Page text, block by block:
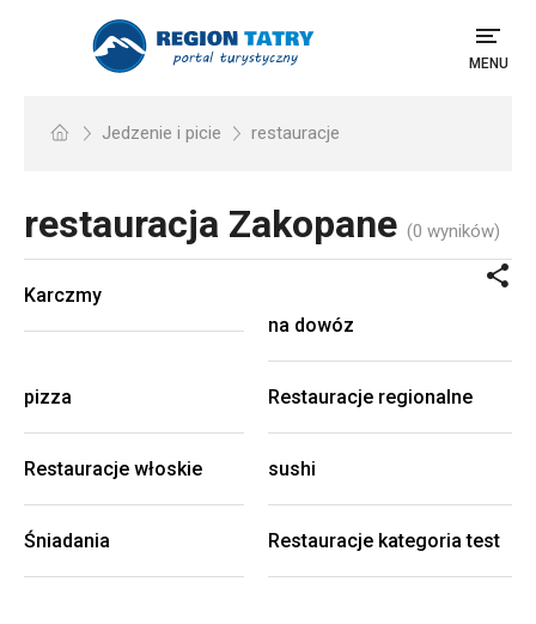
MENU
Jedzenie i picie restauracje
restauracja Zakopane (0 wyników)
Karczmy
na dowóz
pizza Restauracje regionalne
Restauracje włoskie sushi
Śniadania Restauracje kategoria test